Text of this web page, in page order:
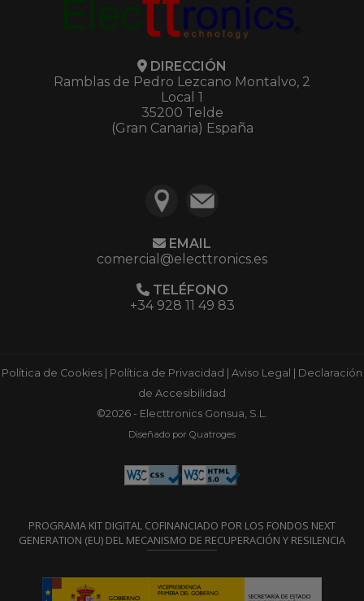
DIRECCIÓN
Ramblas de Pedro Lezcano Montalvo, 2
Local 1
35200 Telde
(Gran Canaria) España
EMAIL
comercial@electtronics.es
TELÉFONO
+34 928 11 49 83
Política de Cookies Política de Privacidad Aviso Legal
Declaración
de Accesibilidad
©2026 - Electtronics Gonsua, S.L.
Diseñado por Quatroges
PROGRAMA KIT DIGITAL COFINANCIADO POR LOS FONDOS NEXT
GENERATION (EU) DEL MECANISMO DE RECUPERACIÓN Y RESILENCIA